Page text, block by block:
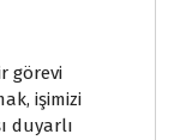
görevi
işimizi
duyarlı